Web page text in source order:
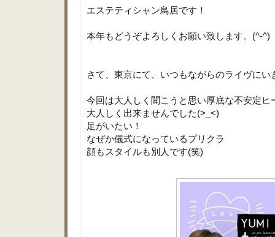
エステティシャン鳥居です！
本年もどうぞよろしくお願い致します。(^-^)
さて、東京にて、いつもながらのライヴにい
今回は大人しく聞こうと思い厚底な不安定ヒ
大人しく出来ませんでした(>_<)
足がいたい！
なぜか儀式になっているプリクラ
顔もスタイルも別人です(笑)